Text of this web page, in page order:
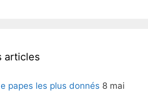
articles
papes les plus donnés 8 mai